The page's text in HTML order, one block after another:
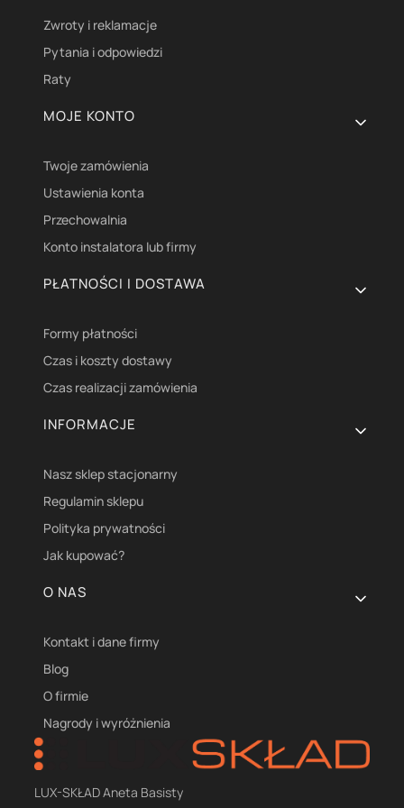
Zwroty i reklamacje
Pytania i odpowiedzi
Raty
MOJE KONTO
Twoje zamówienia
Ustawienia konta
Przechowalnia
Konto instalatora lub firmy
PŁATNOŚCI I DOSTAWA
Formy płatności
Czas i koszty dostawy
Czas realizacji zamówienia
INFORMACJE
Nasz sklep stacjonarny
Regulamin sklepu
Polityka prywatności
Jak kupować?
O NAS
Kontakt i dane firmy
Blog
O firmie
Nagrody i wyróżnienia
LUX-SKŁAD Aneta Basisty